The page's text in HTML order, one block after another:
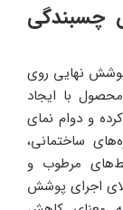
چسبندگی
نهایی روی
با ایجاد
و دوام نمای
ساختمانی،
مرطوب و
اجرای پوشش